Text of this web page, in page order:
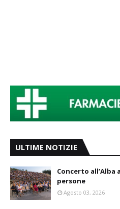
ULTIME NOTIZIE
Concerto all’Alba
persone
Agosto 03, 2026